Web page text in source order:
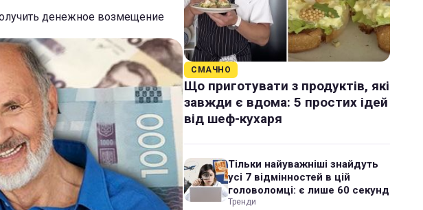
денежное возмещение
СМАЧНО
Що приготувати з продуктів, які
завжди є вдома: 5 простих ідей
від шеф-кухаря
Тільки найуважніші знайдуть
усі 7 відмінностей в цій
головоломці: є лише 60 секунд
Тренди